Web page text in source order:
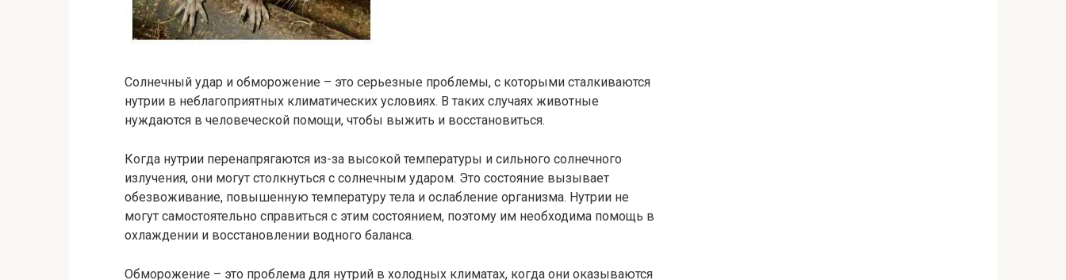
Солнечный удар и обморожение – это серьезные проблемы, с которыми сталкиваются
нутрии в неблагоприятных климатических условиях. В таких случаях животные
нуждаются в человеческой помощи, чтобы выжить и восстановиться.
Когда нутрии перенапрягаются из-за высокой температуры и сильного солнечного
излучения, они могут столкнуться с солнечным ударом. Это состояние вызывает
обезвоживание, повышенную температуру тела и ослабление организма. Нутрии не
могут самостоятельно справиться с этим состоянием, поэтому им необходима помощь в
охлаждении и восстановлении водного баланса.
Обморожение – это проблема для нутрий в холодных климатах, когда они оказываются